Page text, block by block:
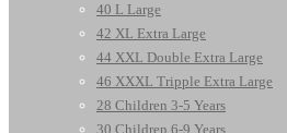
40 L Large
42 XL Extra Large
44 XXL Double Extra Large
46 XXXL Tripple Extra Large
28 Children 3-5 Years
30 Children 6-9 Years